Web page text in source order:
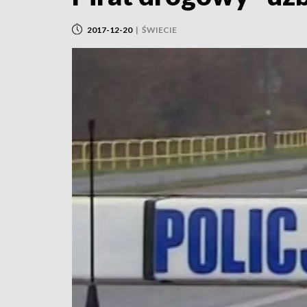
2017-12-20 | ŚWIECIE